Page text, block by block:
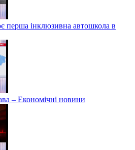
перша інклюзивна автошкола в
– Економічні новини